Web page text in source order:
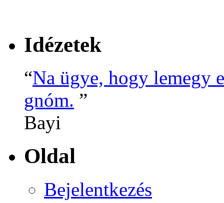
Idézetek
“Na ügye, hogy lemegy
gnóm. ”
Bayi
Oldal
Bejelentkezés